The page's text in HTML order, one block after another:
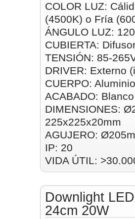
COLOR LUZ:
(4500K) o Fría
ÁNGULO LUZ:
CUBIERTA:
TENSIÓN: 85-
DRIVER: Externo
CUERPO: Aluminio
ACABADO: Blanco
DIMENSIONES:
225x225x20mm
AGUJERO:
IP: 20
VIDA ÚTIL:
Downlight
24cm 20W